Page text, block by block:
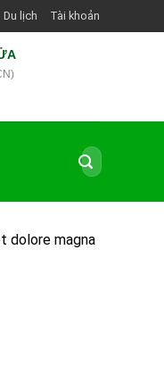
Nhất
Du lịch Tài khoản
Tìm
kiếm:
dolore magna